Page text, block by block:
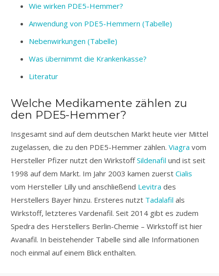
Wie wirken PDE5-Hemmer?
Anwendung von PDE5-Hemmern (Tabelle)
Nebenwirkungen (Tabelle)
Was übernimmt die Krankenkasse?
Literatur
Welche Medikamente zählen zu
den PDE5-Hemmer?
Insgesamt sind auf dem deutschen Markt heute vier Mittel
zugelassen, die zu den PDE5-Hemmer zählen. Viagra vom
Hersteller Pfizer nutzt den WirkstoffSildenafil und ist seit
1998 auf dem Markt. Im Jahr 2003 kamen zuerst Cialis
vom Hersteller Lilly und anschließend Levitra des
Herstellers Bayer hinzu. Ersteres nutzt Tadalafil als
Wirkstoff, letzteres Vardenafil. Seit 2014 gibt es zudem
Spedra des Herstellers Berlin-Chemie – Wirkstoff ist hier
Avanafil. In beistehender Tabelle sind alle Informationen
noch einmal auf einem Blick enthalten.